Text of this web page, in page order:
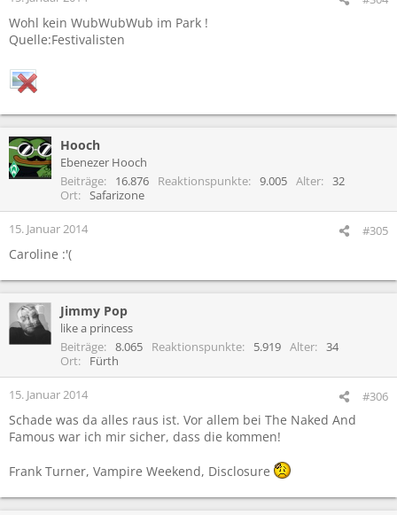
:
Wohl kein WubWubWub im Park !
Quelle:Festivalisten
Hooch
Ebenezer Hooch
Beiträge
16.876 Reaktionspunkte 9.005 Alter
32
Ort
Safarizone
15. Januar 2014 #305
Caroline :'(
Jimmy Pop
like a princess
Beiträge
8.065 Reaktionspunkte 5.919 Alter
34
Ort
Fürth
15. Januar 2014 #306
Schade was da alles raus ist. Vor allem bei The Naked And
Famous war ich mir sicher, dass die kommen!
Frank Turner, Vampire Weekend, Disclosure